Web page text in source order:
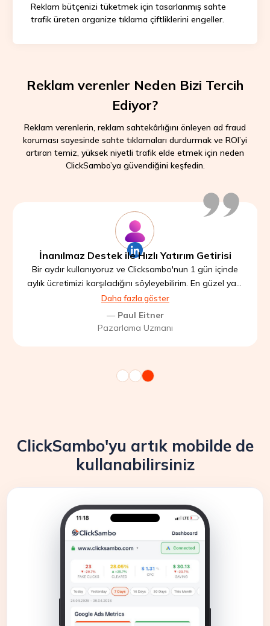
Reklam bütçenizi tüketmek için tasarlanmış sahte
trafik üreten organize tıklama çiftliklerini engeller.
Reklam verenler Neden Bizi Tercih
Ediyor?
Reklam verenlerin, reklam sahtekârlığını önleyen ad fraud
koruması sayesinde sahte tıklamaları durdurmak ve ROI’yi
artıran temiz, yüksek niyetli trafik elde etmek için neden
ClickSambo’ya güvendiğini keşfedin.
İnanılmaz Destek ile Hızlı Yatırım Getirisi
Bir aydır kullanıyoruz ve Clicksambo'nun 1 gün içinde
aylık ücretimizi karşıladığını söyleyebilirim. En güzel yanı
ise destek hizmeti; ne zaman bir sorunuz olsa bu
arkadaşlar cevap veriyor ve yazılımı başarıyla
kullanmanızı istiyorlar. Çok beğendim.
Daha fazla göster
— Paul Eitner
Pazarlama Uzmanı
ClickSambo'yu artık mobilde de
kullanabilirsiniz